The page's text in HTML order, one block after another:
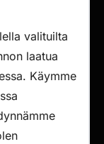
valituilta
laatua
Käymme